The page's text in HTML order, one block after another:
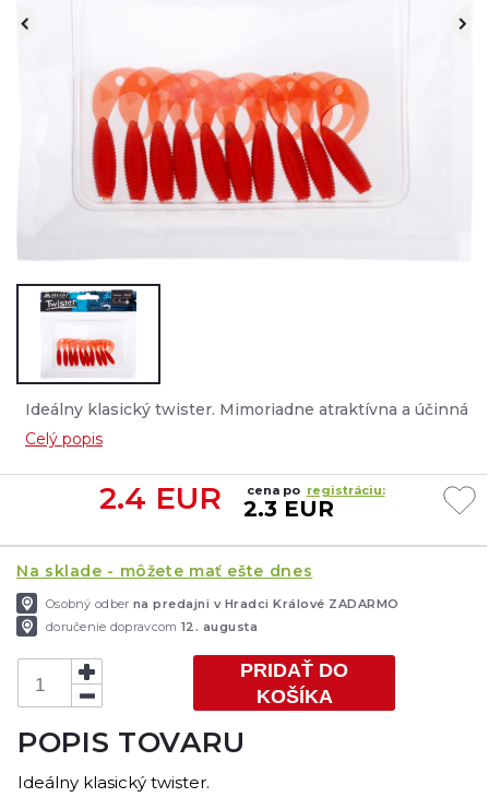
Ideálny klasický twister. Mimoriadne atraktívna a účinná
nástraha. Vhodná na lov všetkých druhov dravcov....
Celý popis
2.4 EUR cena po registráciu:
2.3 EUR
Na sklade - môžete mať ešte dnes
Osobný odber na predajni v Hradci Králové ZADARMO
doručenie dopravcom 12. augusta
PRIDAŤ DO
KOŠÍKA
POPIS TOVARU
Ideálny klasický twister.